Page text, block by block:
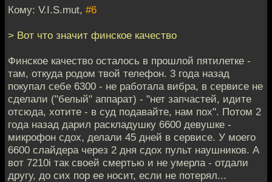
Кому: V.I.S.mut, #6
> Вот что значит финское качество
Финское качество осталось в прошлой пятилетке -
там, откуда родом твой телефон. 3 года назад
покупал себе 6300 - не работала вибра, в сервисе не
сделали ("белый" аппарат) - "нет запчастей, идите
отсюда, хотите - в суд подавайте, нам пох". Потом 2
года назад дарил раскладушку 6600 девушке -
микрофон сдох, делали 45 дней в сервисе. У моего
6600 слайдера через 2 дня сдох пульт наушников. А
вот 7210i так своей смертью и не умерла - отдали
другу, до сих пор ее носит, если не потерял...